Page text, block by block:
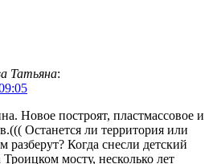
Татьяна:
Новое построят, пластмассовое и
Останется ли территория или
разберут? Когда снесли детский
мосту, несколько лет